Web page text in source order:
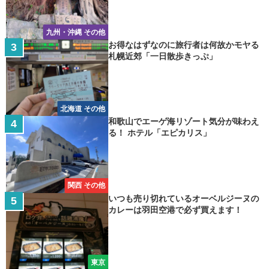
九州・沖縄 その他
北海道 その他
お得なはずなのに旅行者は何故かモヤる
札幌近郊「一日散歩きっぷ」
関西 その他
和歌山でエーゲ海リゾート気分が味わえ
る！ ホテル「エピカリス」
東京
いつも売り切れているオーベルジーヌの
カレーは羽田空港で必ず買えます！